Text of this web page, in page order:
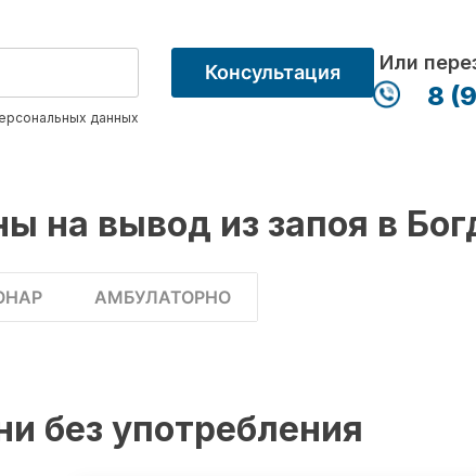
данных
Консультация Или
8
на вывод из запоя в
АМБУЛАТОРНО
без употребления